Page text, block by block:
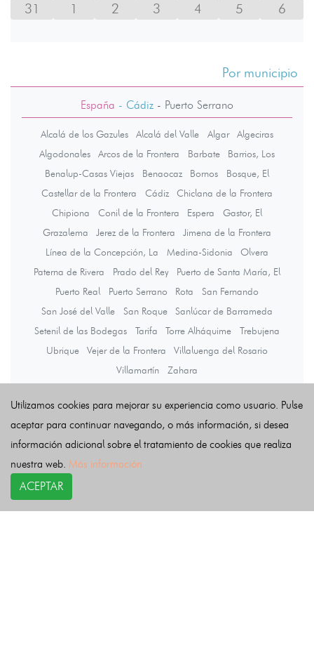
31
1 2 3 4 5 6
Por municipio
España - Cádiz - Puerto Serrano
Alcalá de los Gazules Alcalá del Valle Algar
Algeciras
Algodonales
Arcos de la Frontera Barbate
Barrios, Los
Benalup-Casas Viejas
Benaocaz Bornos
Bosque, El
Castellar de la Frontera
Cádiz
Chiclana de la Frontera
Chipiona
Conil de la Frontera Espera
Gastor, El
Grazalema
Jerez de la Frontera
Jimena de la Frontera
Línea de la Concepción, La
Medina-Sidonia
Olvera
Paterna de Rivera
Prado del Rey
Puerto de Santa María, El
Puerto Real
Puerto Serrano Rota
San Fernando
San José del Valle
San Roque
Sanlúcar de Barrameda
Setenil de las Bodegas
Tarifa Torre Alháquime
Trebujena
Ubrique
Vejer de la Frontera
Villaluenga del Rosario
Villamartín
Zahara
Últimas noticias
Utilizamos cookies para mejorar su experiencia como usuario. Pulse
aceptar para continuar navegando, o más información, si desea
información adicional sobre el tratamiento de cookies que realiza
nuestra web. Más información
ACEPTAR